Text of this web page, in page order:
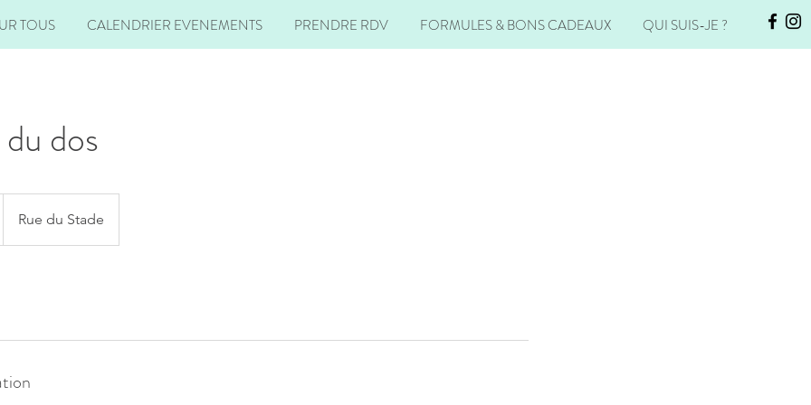
TOUS CALENDRIER EVENEMENTS PRENDRE RDV FORMULES & BONS CADEAUX QUI SUIS-JE ?
dos
Rue du Stade